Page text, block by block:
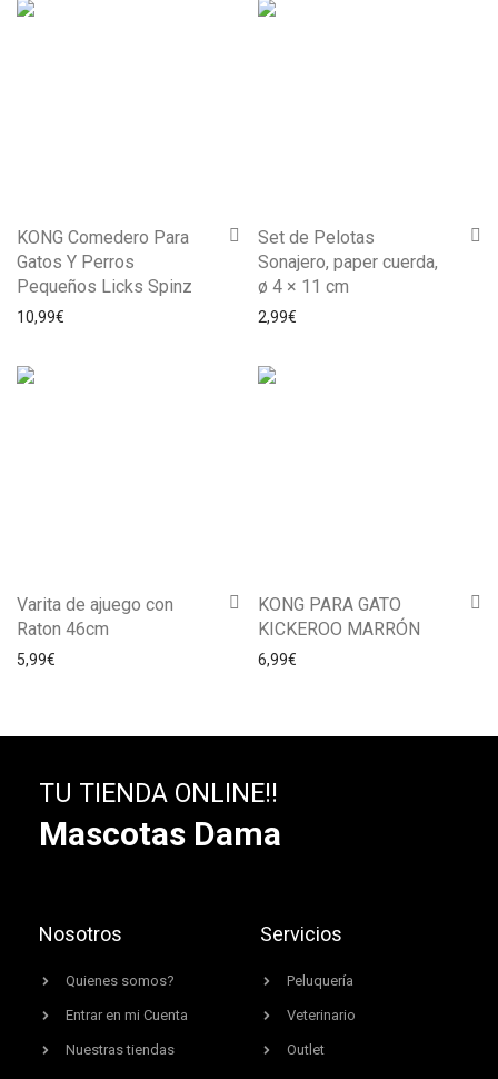
KONG Comedero Para
Gatos Y Perros
Pequeños Licks Spinz
10,99€
Set de Pelotas
Sonajero, paper cuerda,
ø 4 × 11 cm
2,99€
Varita de ajuego con
Raton 46cm
5,99€
KONG PARA GATO
KICKEROO MARRÓN
6,99€
TU TIENDA ONLINE!!
Mascotas Dama
Nosotros
Quienes somos?
Entrar en mi Cuenta
Nuestras tiendas
Servicios
Peluquería
Veterinario
Outlet